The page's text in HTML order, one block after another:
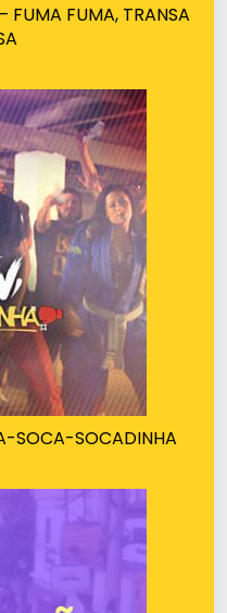
FUMA FUMA, TRANSA
SOCA-SOCADINHA